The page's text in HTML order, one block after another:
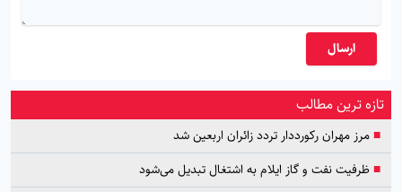
ارسال
تازه ترین مطالب
■مرز مهران رکورددار تردد زائران اربعین شد
■ظرفیت نفت و گاز ایلام به اشتغال تبدیل می‌شود